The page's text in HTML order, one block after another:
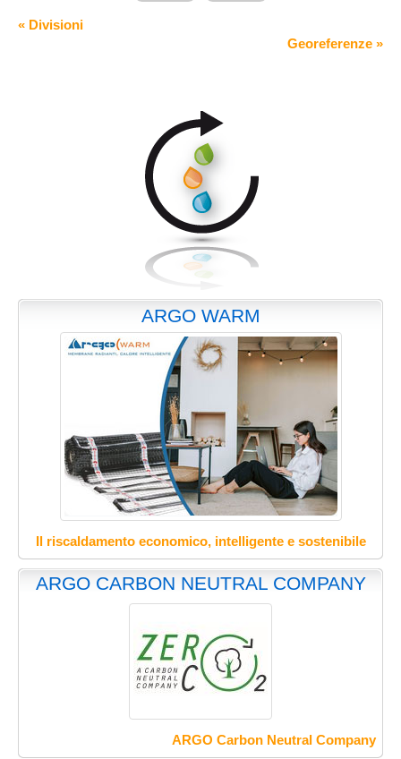
« Divisioni
Georeferenze »
ARGO WARM
Il riscaldamento economico, intelligente e sostenibile
ARGO CARBON NEUTRAL COMPANY
ARGO Carbon Neutral Company